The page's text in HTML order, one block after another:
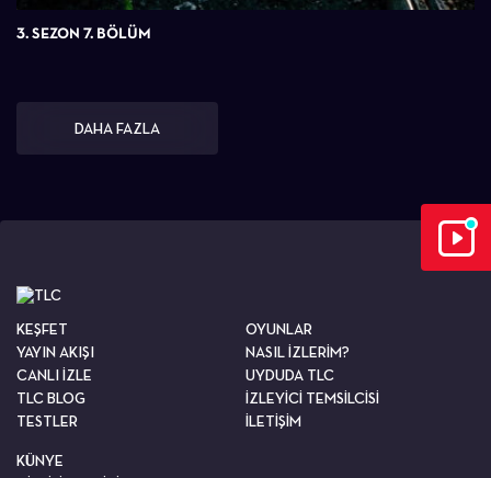
3. SEZON 7. BÖLÜM
DAHA FAZLA
KEŞFET
YAYIN AKIŞI
CANLI İZLE
TLC BLOG
TESTLER
OYUNLAR
NASIL İZLERİM?
UYDUDA TLC
İZLEYİCİ TEMSİLCİSİ
İLETİŞİM
KÜNYE